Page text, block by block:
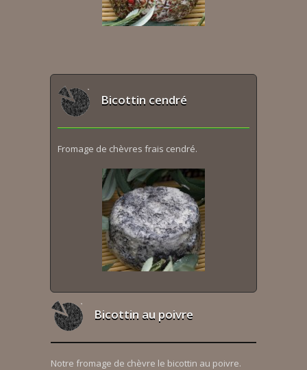
Bicottin cendré
Fromage de chèvres frais cendré.
Bicottin au poivre
Notre fromage de chèvre le bicottin au poivre.